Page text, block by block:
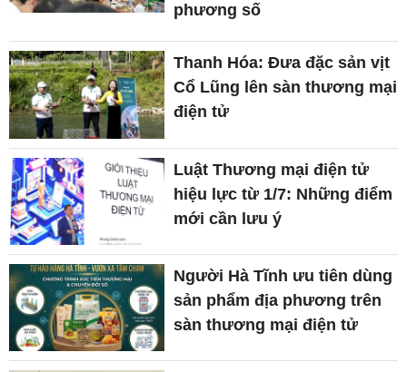
phương số
Thanh Hóa: Đưa đặc sản vịt
Cổ Lũng lên sàn thương mại
điện tử
Luật Thương mại điện tử
hiệu lực từ 1/7: Những điểm
mới cần lưu ý
Người Hà Tĩnh ưu tiên dùng
sản phẩm địa phương trên
sàn thương mại điện tử